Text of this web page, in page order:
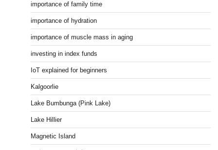
importance of family time
importance of hydration
importance of muscle mass in aging
investing in index funds
IoT explained for beginners
Kalgoorlie
Lake Bumbunga (Pink Lake)
Lake Hillier
Magnetic Island